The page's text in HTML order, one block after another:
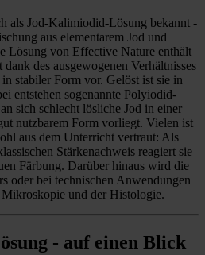
als Jod-Kalimiodid-Lösung bekannt -
aus elementarem Jod und
Lösung von Effective Nature enthält
des ausgewogenen Verhältnisses
stabiler Form vor. Gelöst ist sie in
entstehen sogenannte Polyiodid-
sich schlecht lösliche Jod in einer
nutzbarem Form vorliegt. Vielen ist
aus dem Unterricht vertraut: Als
Stärkenachweis reagiert sie
Färbung. Darüber hinaus wird die
oder bei technischen Anwendungen
und der Histologie.
- auf einen Blick